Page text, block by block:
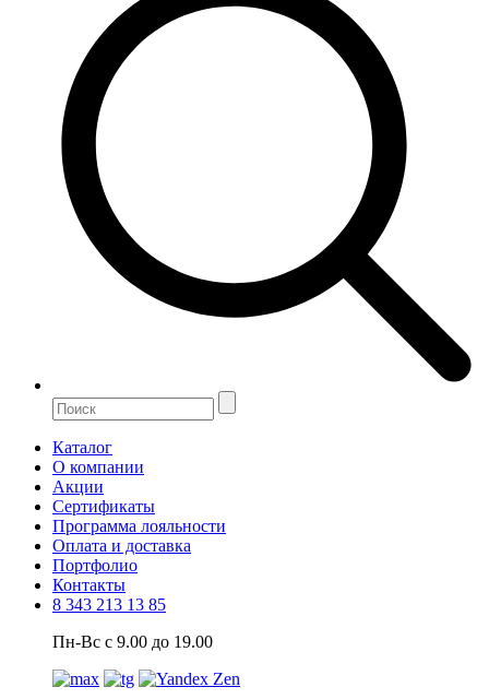
Каталог
О компании
Акции
Сертификаты
Программа лояльности
Оплата и доставка
Портфолио
Контакты
8 343 213 13 85
Пн-Вс с 9.00 до 19.00